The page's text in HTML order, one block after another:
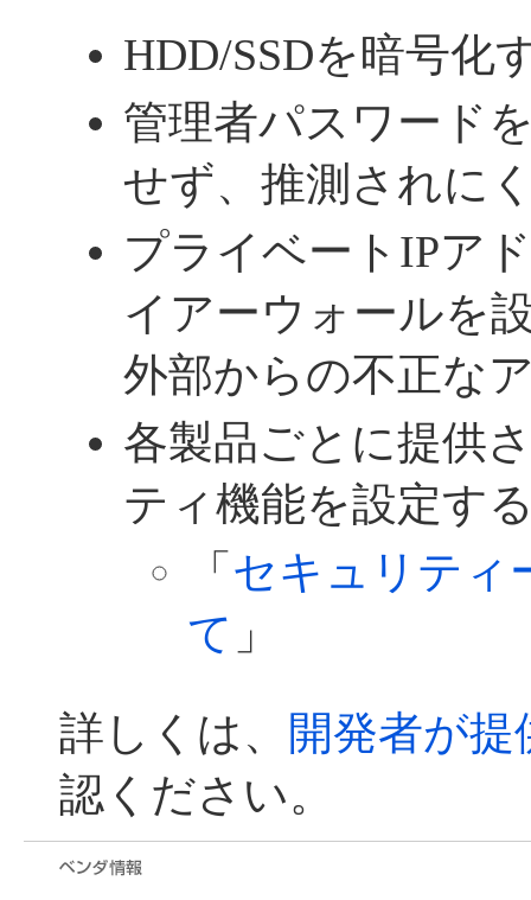
HDD/SSDを暗号化
管理者パスワード
せず、推測されに
プライベートIPア
イアーウォールを
外部からの不正な
各製品ごとに提供
ティ機能を設定す
「 セキュリティ
て 」
詳しくは、
開発者が
認ください。